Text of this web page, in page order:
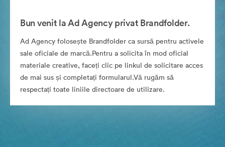
Bun venit la Ad Agency privat Brandfolder.
Ad Agency folosește Brandfolder ca sursă pentru activele
sale oficiale de marcă.Pentru a solicita în mod oficial
materiale creative, faceți clic pe linkul de solicitare acces
de mai sus și completați formularul.Vă rugăm să
respectați toate liniile directoare de utilizare.